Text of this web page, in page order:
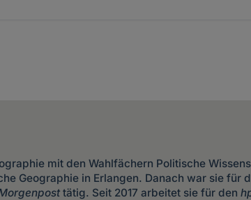
mit den Wahlfächern Politische
Geographie in Erlangen. Danach war sie für
tätig. Seit 2017 arbeitet sie für den